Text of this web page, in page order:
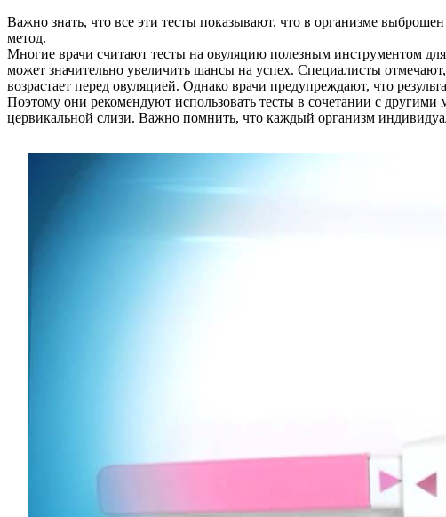
Важно знать, что все эти тесты показывают, что в организме
метод.
Многие врачи считают тесты на овуляцию полезным инструментом
может значительно увеличить шансы на успех. Специалисты
возрастает перед овуляцией. Однако врачи предупреждают, что
Поэтому они рекомендуют использовать тесты в сочетании с
цервикальной слизи. Важно помнить, что каждый организм